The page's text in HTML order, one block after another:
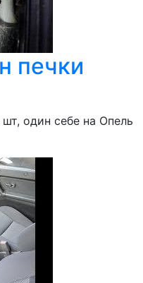
печки
один себе на Опель